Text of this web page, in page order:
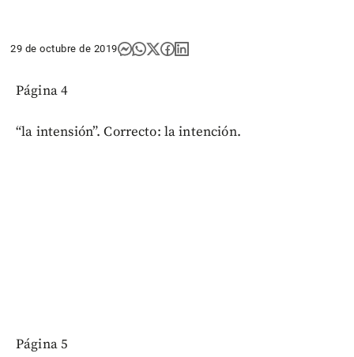
29 de octubre de 2019
Página 4
“la intensión”. Correcto: la intención.
Página 5